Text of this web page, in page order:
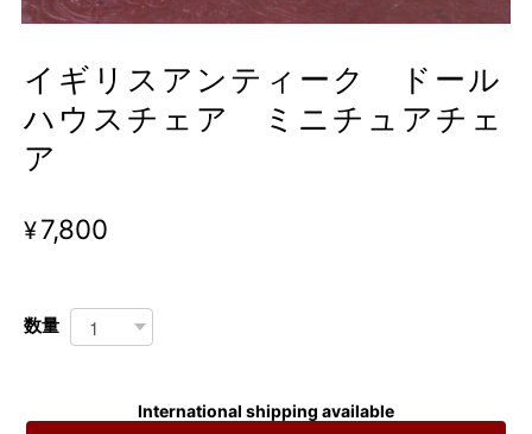
イギリスアンティーク ドール
ハウスチェア ミニチュアチェ
ア
¥7,800
数量
International shipping available